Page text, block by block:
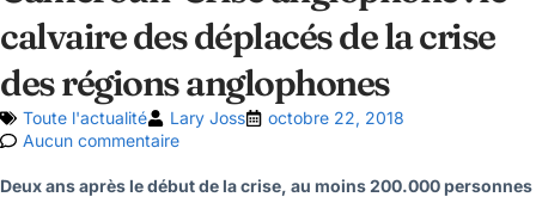
calvaire des déplacés de la crise
des régions anglophones
Toute l'actualité Lary Joss
octobre 22, 2018
Aucun commentaire
Deux ans après le début de la crise, au moins 200.000 personnes